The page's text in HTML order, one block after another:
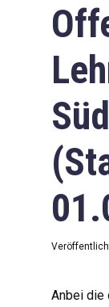
Anbei die